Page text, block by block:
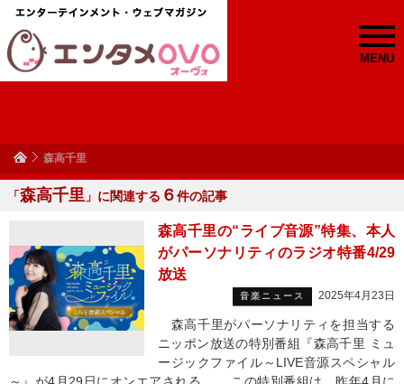
MENU
森高千里
「森高千里 」に関連する ６件の記事
森高千里の“ライブ音源”特集、本人
がパーソナリティのラジオ特番4/29
放送
音楽ニュース 2025年4月23日
森高千里がパーソナリティを担当する
ニッポン放送の特別番組『森高千里 ミュ
ージックファイル～LIVE音源スペシャル